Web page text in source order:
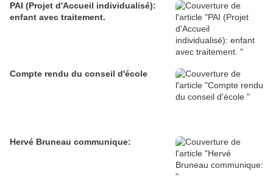
PAI (Projet d'Accueil individualisé):
enfant avec traitement.
Compte rendu du conseil d'école
Hervé Bruneau communique: